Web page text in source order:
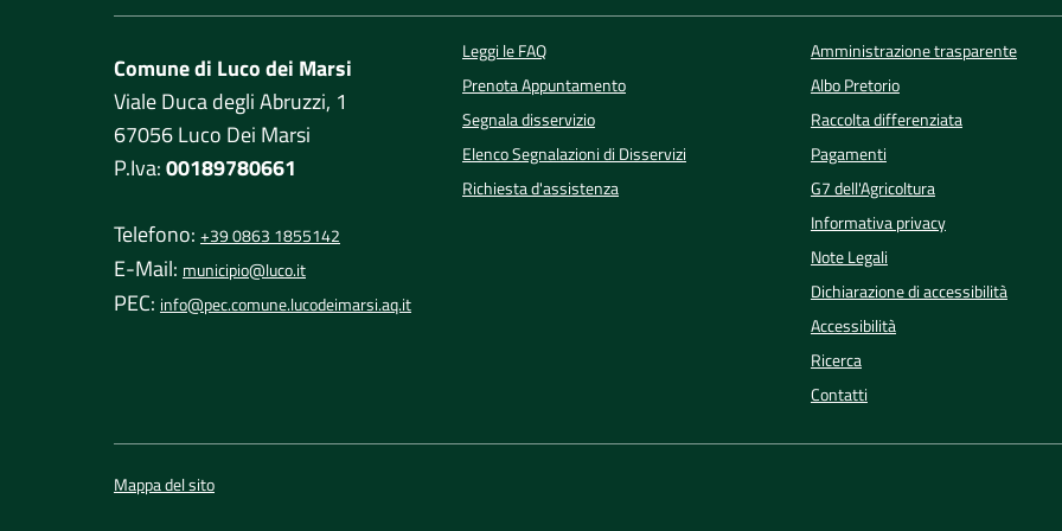
Comune di Luco dei Marsi
Viale Duca degli Abruzzi, 1
67056 Luco Dei Marsi
P.Iva:00189780661
Telefono: +39 0863 1855142
E-Mail: municipio@luco.it
PEC: info@pec.comune.lucodeimarsi.aq.it
Leggi le FAQ
Prenota Appuntamento
Segnala disservizio
Elenco Segnalazioni di Disservizi
Richiesta d'assistenza
Amministrazione trasparente
Albo Pretorio
Raccolta differenziata
Pagamenti
G7 dell'Agricoltura
Informativa privacy
Note Legali
Dichiarazione di accessibilità
Accessibilità
Ricerca
Contatti
Mappa del sito